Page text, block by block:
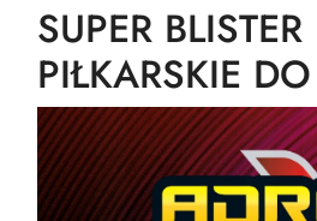
SUPER
PIŁKARSKIE